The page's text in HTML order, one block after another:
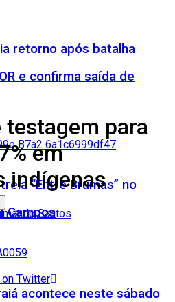
retorno após batalha
e confirma saída de
“Entre Brumas” no
Campos
acontece neste sábado
para
em
indígenas
Santos
on Twitter